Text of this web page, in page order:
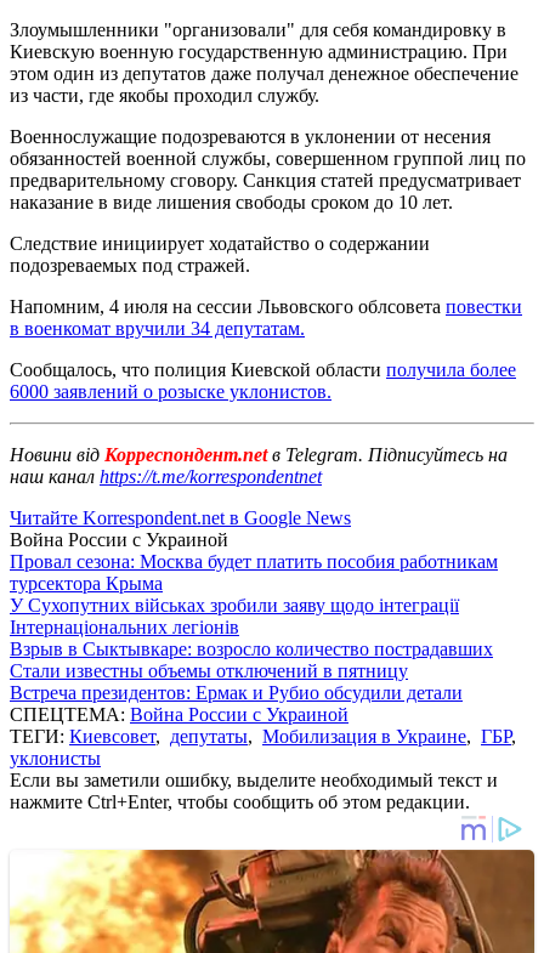
Злоумышленники "организовали" для себя командировку в
Киевскую военную государственную администрацию. При
этом один из депутатов даже получал денежное обеспечение
из части, где якобы проходил службу.
Военнослужащие подозреваются в уклонении от несения
обязанностей военной службы, совершенном группой лиц по
предварительному сговору. Санкция статей предусматривает
наказание в виде лишения свободы сроком до 10 лет.
Следствие инициирует ходатайство о содержании
подозреваемых под стражей.
Напомним, 4 июля на сессии Львовского облсовета повестки
в военкомат вручили 34 депутатам.
Сообщалось, что полиция Киевской области получила более
6000 заявлений о розыске уклонистов.
Новини від Корреспондент.netв Telegram. Підписуйтесь на
наш канал https://t.me/korrespondentnet
Читайте Korrespondent.net в Google News
Война России с Украиной
Провал сезона: Москва будет платить пособия работникам
турсектора Крыма
У Сухопутних військах зробили заяву щодо інтеграції
Інтернаціональних легіонів
Взрыв в Сыктывкаре: возросло количество пострадавших
Стали известны объемы отключений в пятницу
Встреча президентов: Ермак и Рубио обсудили детали
СПЕЦТЕМА: Война России с Украиной
ТЕГИ: Киевсовет, депутаты, Мобилизация в Украине, ГБР,
уклонисты
Если вы заметили ошибку, выделите необходимый текст и
нажмите Ctrl+Enter, чтобы сообщить об этом редакции.